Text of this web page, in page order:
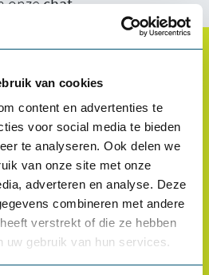
van cookies
content en advertenties te
voor social media te bieden
te analyseren. Ook delen we
van onze site met onze
adverteren en analyse. Deze
combineren met andere
verstrekt of die ze hebben
uw gebruik van hun services.